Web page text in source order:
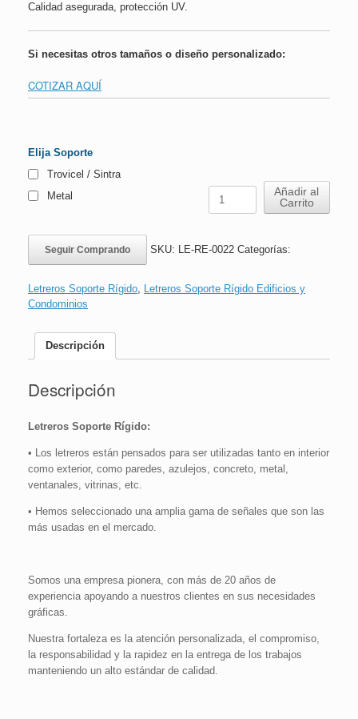
Calidad asegurada, protección UV.
Si necesitas otros tamaños o diseño personalizado:
COTIZAR AQUÍ
Elija Soporte
Trovicel / Sintra
Metal
Letrero
Horario
Fútbol
cms
Añadir al
Carrito
Seguir Comprando SKU: LE-RE-0022 Categorías:
Letreros Soporte Rígido Letreros Soporte Rígido Edificios y
Condominios
Descripción
Descripción
Letreros Soporte Rígido:
• Los letreros están pensados para ser utilizadas tanto en interior
como exterior, como paredes, azulejos, concreto, metal,
ventanales, vitrinas, etc.
• Hemos seleccionado una amplia gama de señales que son las
más usadas en el mercado.
Somos una empresa pionera, con más de 20 años de
experiencia apoyando a nuestros clientes en sus necesidades
gráficas.
Nuestra fortaleza es la atención personalizada, el compromiso,
la responsabilidad y la rapidez en la entrega de los trabajos
manteniendo un alto estándar de calidad.